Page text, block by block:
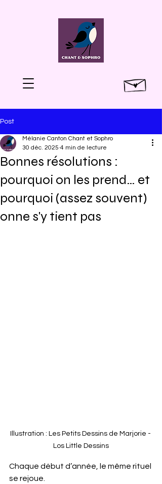
Post
Bonnes résolutions :
pourquoi on les prend… et
pourquoi (assez souvent)
onne s'y tient pas
Mélanie Canton Chant et Sophro
30 déc. 2025 4 min de lecture
Illustration : Les Petits Dessins de Marjorie -
Los Little Dessins
Chaque début d’année, le même rituel
se rejoue.